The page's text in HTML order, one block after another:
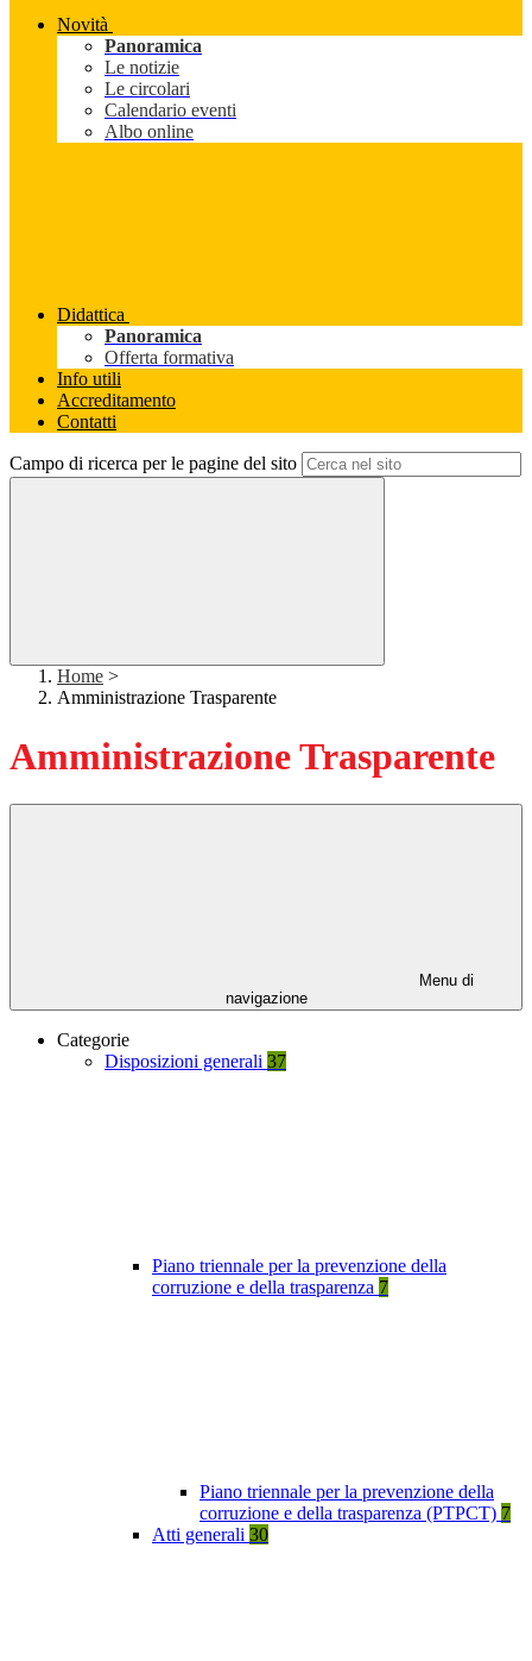
Novità
Panoramica
Le notizie
Le circolari
Calendario eventi
Albo online
Didattica
Panoramica
Offerta formativa
Info utili
Accreditamento
Contatti
Campo di ricerca per le pagine del sito
Home >
Amministrazione Trasparente
Amministrazione Trasparente
Menu di
navigazione
Categorie
Disposizioni generali 37
Piano triennale per la prevenzione della
corruzione e della trasparenza 7
Piano triennale per la prevenzione della
corruzione e della trasparenza (PTPCT) 7
Atti generali 30